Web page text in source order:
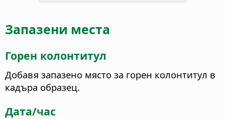
Запазени места
Горен колонтитул
Добавя запазено място за горен колонтитул в
кадъра образец.
Дата/час